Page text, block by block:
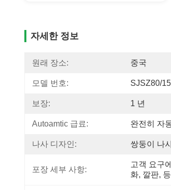
자세한 정보
원래 장소: 중국
모델 번호: SJSZ80/
보장: 1 년
Autoamtic 급료: 완전히 자
나사 디자인: 쌍둥이 나
포장 세부 사항:
고객 요구
화, 깔판,